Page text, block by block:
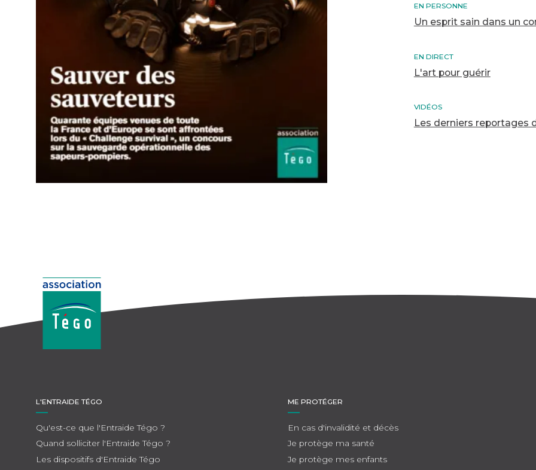
EN PERSONNE
Un esprit sain dans un
EN DIRECT
L'art pour guérir
VIDÉOS
Les derniers reportages
L'ENTRAIDE TÉGO
Qu'est-ce que l'Entraide Tégo ?
Quand solliciter l'Entraide Tégo ?
Les dispositifs d'Entraide Tégo
ME PROTÉGER
En cas d'invalidité et décès
Je protège ma santé
Je protège mes enfants